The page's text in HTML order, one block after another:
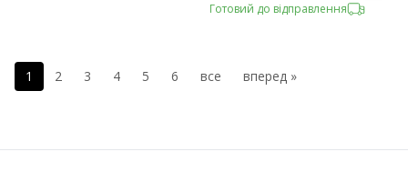
Готовий до відправлення
1 2 3 4 5 6 все вперед »